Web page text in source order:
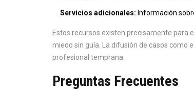
Servicios adicionales: Información
Estos recursos existen precisamente para
miedo sin guía. La difusión de casos como
profesional temprana.
Preguntas Frecuentes